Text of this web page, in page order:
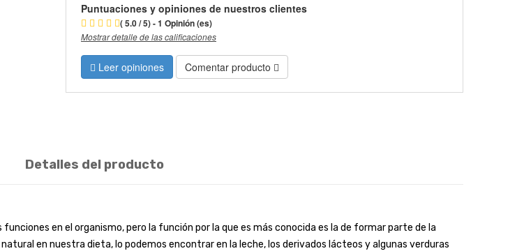
Puntuaciones y opiniones de nuestros clientes
( 5.0 / 5) - 1 Opinión (es)
Mostrar detalle de las calificaciones
Leer opiniones Comentar producto
Detalles del producto
en el organismo, pero la función por la que es más conocida es la de formar parte de la
en nuestra dieta, lo podemos encontrar en la leche, los derivados lácteos y algunas verduras